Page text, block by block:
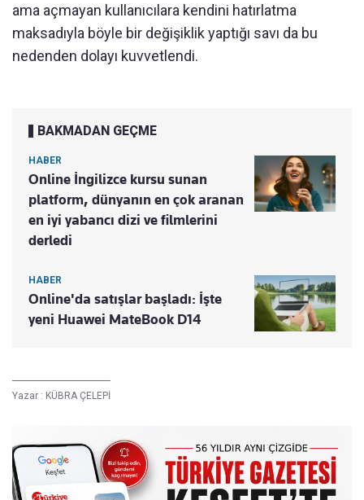
ama açmayan kullanıcılara kendini hatırlatma
maksadıyla böyle bir değişiklik yaptığı savı da bu
nedenden dolayı kuvvetlendi.
BAKMADAN GEÇME
HABER
Online İngilizce kursu sunan
platform, dünyanın en çok aranan
en iyi yabancı dizi ve filmlerini
derledi
HABER
Online'da satışlar başladı: İşte
yeni Huawei MateBook D14
Yazar : KÜBRA ÇELEPİ